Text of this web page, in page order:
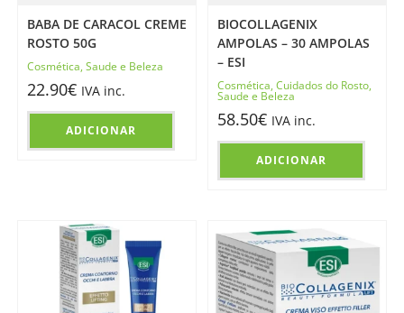
BABA DE CARACOL CREME
ROSTO 50G
Cosmética, Saude e Beleza
22.90€ IVA inc.
ADICIONAR
BIOCOLLAGENIX
AMPOLAS – 30 AMPOLAS
– ESI
Cosmética,Cuidados do Rosto,
Saude e Beleza
58.50€ IVA inc.
ADICIONAR